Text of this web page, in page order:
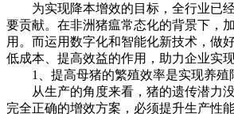
为实现降本增效的目标，全行业已
要贡献。在非洲猪瘟常态化的背景下，
用。而运用数字化和智能化新技术，做
低成本、提高效益的作用，助力企业实现
1、 提高母猪的繁殖效率是实现养殖
从生产的角度来看，猪的遗传潜力
完全正确的增效方案，必须提升生产性